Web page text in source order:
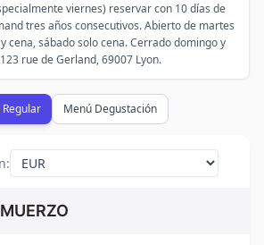
viernes) reservar con 10 días de
tres años consecutivos. Abierto de martes
cena, sábado solo cena. Cerrado domingo y
rue de Gerland, 69007 Lyon.
Menú Degustación
: